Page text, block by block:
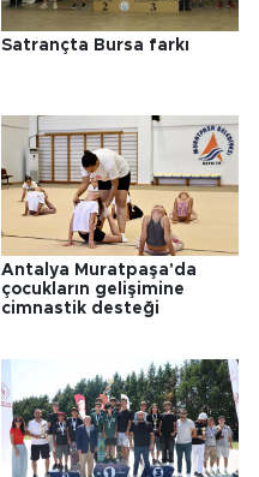
Satrançta Bursa farkı
Antalya Muratpaşa'da
çocukların gelişimine
cimnastik desteği